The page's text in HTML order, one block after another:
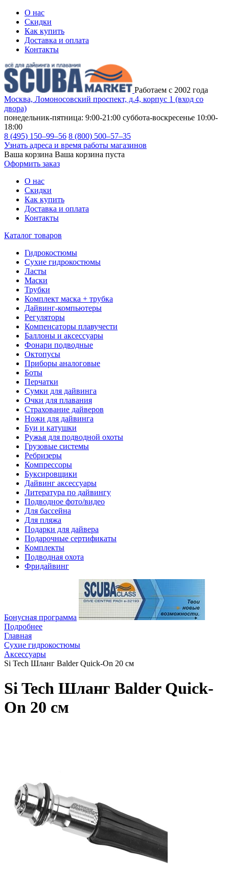
О нас
Скидки
Как купить
Доставка и оплата
Контакты
Работаем с 2002 года
Москва, Ломоносовский проспект, д.4, корпус 1 (вход со
двора)
понедельник-пятница: 9:00-21:00 суббота-воскресенье 10:00-
18:00
8 (495) 150–99–56 8 (800) 500–57–35
Узнать адреса и время работы магазинов
Ваша корзина Ваша корзина пуста
Оформить заказ
О нас
Скидки
Как купить
Доставка и оплата
Контакты
Каталог товаров
Гидрокостюмы
Сухие гидрокостюмы
Ласты
Маски
Трубки
Комплект маска + трубка
Дайвинг-компьютеры
Регуляторы
Компенсаторы плавучести
Баллоны и аксессуары
Фонари подводные
Октопусы
Приборы аналоговые
Боты
Перчатки
Сумки для дайвинга
Очки для плавания
Страхование дайверов
Ножи для дайвинга
Буи и катушки
Ружья для подводной охоты
Грузовые системы
Ребризеры
Компрессоры
Буксировщики
Дайвинг аксессуары
Литература по дайвингу
Подводное фото/видео
Для бассейна
Для пляжа
Подарки для дайвера
Подарочные сертификаты
Комплекты
Подводная охота
Фридайвинг
Бонусная программа
Подробнее
Главная
Сухие гидрокостюмы
Аксессуары
Si Tech Шланг Balder Quick-On 20 см
Si Tech Шланг Balder Quick-
On 20 см